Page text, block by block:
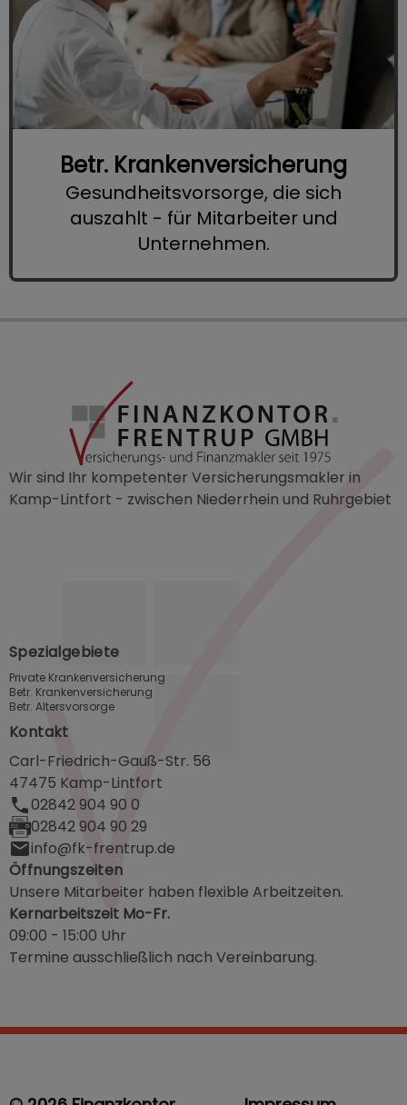
Betr. Krankenversicherung
Gesundheitsvorsorge, die sich
auszahlt - für Mitarbeiter und
Unternehmen.
Wir sind Ihr kompetenter Versicherungsmakler in
Kamp-Lintfort - zwischen Niederrhein und Ruhrgebiet
Spezialgebiete
Private Krankenversicherung
Betr. Krankenversicherung
Betr. Altersvorsorge
Kontakt
Carl-Friedrich-Gauß-Str. 56
47475 Kamp-Lintfort
02842 904 90 0
02842 904 90 29
info@fk-frentrup.de
Öffnungszeiten
Unsere Mitarbeiter haben flexible Arbeitzeiten.
Kernarbeitszeit Mo-Fr.
09:00 - 15:00 Uhr
Termine ausschließlich nach Vereinbarung.